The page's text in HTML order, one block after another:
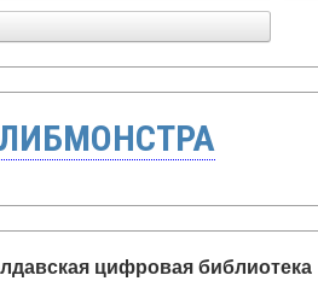
цифровая библиотека